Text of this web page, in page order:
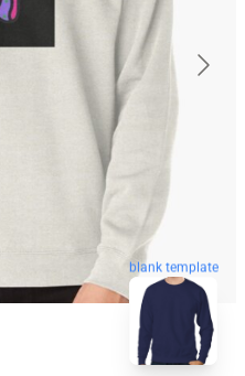
blank template